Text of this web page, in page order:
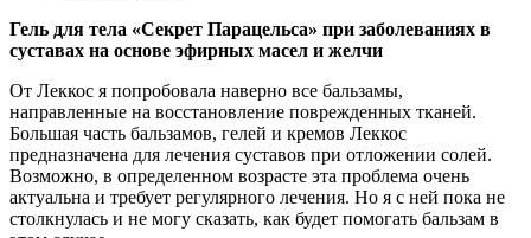
Гель для тела «Секрет Парацельса» при заболеваниях в
суставах на основе эфирных масел и желчи
От Леккос я попробовала наверно все бальзамы,
направленные на восстановление поврежденных тканей.
Большая часть бальзамов, гелей и кремов Леккос
предназначена для лечения суставов при отложении солей.
Возможно, в определенном возрасте эта проблема очень
актуальна и требует регулярного лечения. Но я с ней пока не
столкнулась и не могу сказать, как будет помогать бальзам в